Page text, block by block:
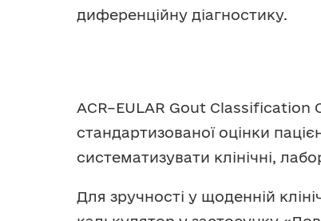
диференційну діагностику.
ACR–EULAR Gout
стандартизованої оцінки
систематизувати клінічні,
Для зручності у щоденній